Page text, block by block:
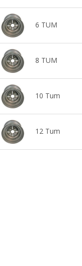
6 TUM
8 TUM
10 Tum
12 Tum